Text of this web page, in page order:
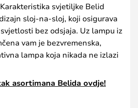
svjetiljke Belid
sloj-na-sloj, koji osigurava
bez odsjaja. Uz lampu iz
vam je bezvremenska,
lampa koja nikada ne izlazi
asortimana Belida ovdje!